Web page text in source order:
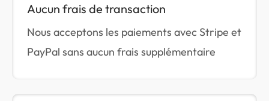
Aucun frais de transaction
Nous acceptons les paiements avec Stripe et
PayPal sans aucun frais supplémentaire